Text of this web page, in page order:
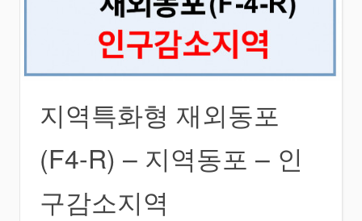
지역특화형 재외동포
(F4-R) – 지역동포 – 인
구감소지역